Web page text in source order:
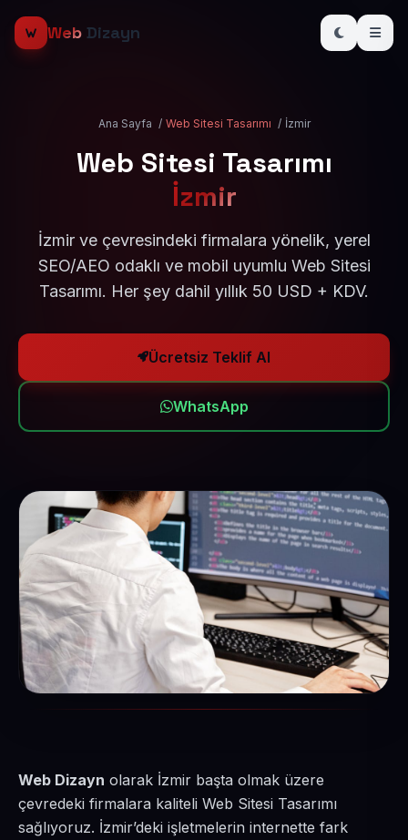
Web Dizayn
Ana Sayfa / Web Sitesi Tasarımı / İzmir
Web Sitesi Tasarımı
İzmir
İzmir ve çevresindeki firmalara yönelik, yerel
SEO/AEO odaklı ve mobil uyumlu Web Sitesi
Tasarımı. Her şey dahil yıllık 50 USD + KDV.
Ücretsiz Teklif Al
WhatsApp
Web Dizayn olarak İzmir başta olmak üzere
çevredeki firmalara kaliteli Web Sitesi Tasarımı
sağlıyoruz. İzmir’deki işletmelerin internette fark